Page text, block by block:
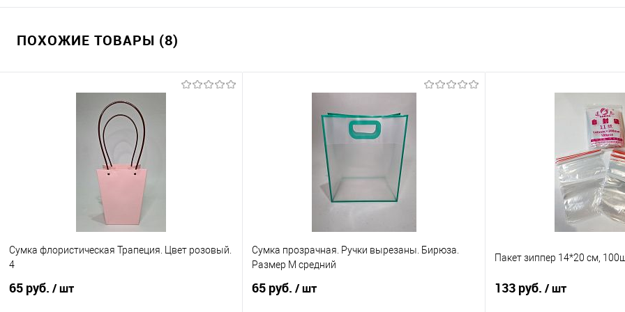
ПОХОЖИЕ ТОВАРЫ (8)
Сумка флористическая Трапеция. Цвет розовый.
4
65 руб. / шт
Сумка прозрачная. Ручки вырезаны. Бирюза.
Размер М средний
65 руб. / шт
Пакет зиппер 14*20 см,
133 руб. / шт